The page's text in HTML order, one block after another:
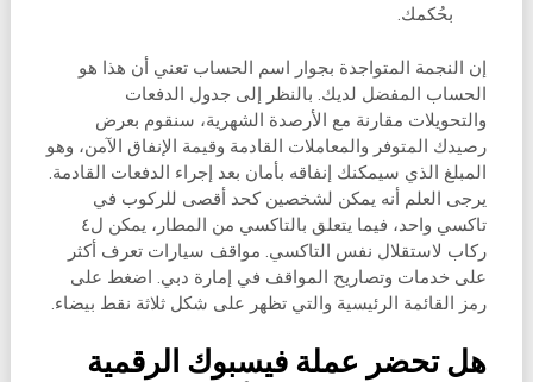
بحُكمك.
إن النجمة المتواجدة بجوار اسم الحساب تعني أن هذا هو
الحساب المفضل لديك. بالنظر إلى جدول الدفعات
والتحويلات مقارنة مع الأرصدة الشهرية، سنقوم بعرض
رصيدك المتوفر والمعاملات القادمة وقيمة الإنفاق الآمن، وهو
المبلغ الذي سيمكنك إنفاقه بأمان بعد إجراء الدفعات القادمة.
يرجى العلم أنه يمكن لشخصين كحد أقصى للركوب في
تاكسي واحد، فيما يتعلق بالتاكسي من المطار، يمكن ل٤
ركاب لاستقلال نفس التاكسي. مواقف سيارات تعرف أكثر
على خدمات وتصاريح المواقف في إمارة دبي. اضغط على
رمز القائمة الرئيسية والتي تظهر على شكل ثلاثة نقط بيضاء.
هل تحضر عملة فيسبوك الرقمية